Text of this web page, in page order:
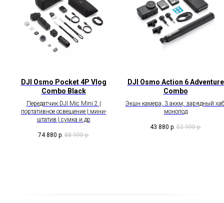
DJI Osmo Pocket 4P Vlog
Combo Black
Передатчик DJI Mic Mini 2 |
портативное освещение | мини-
штатив | сумка и др
74 880 р. 88 990 р.
DJI Osmo Action 6 Adventure
Combo
Экшн камера, 3 аккм, зарядный
монопод
43 880 р. 52 990 р.